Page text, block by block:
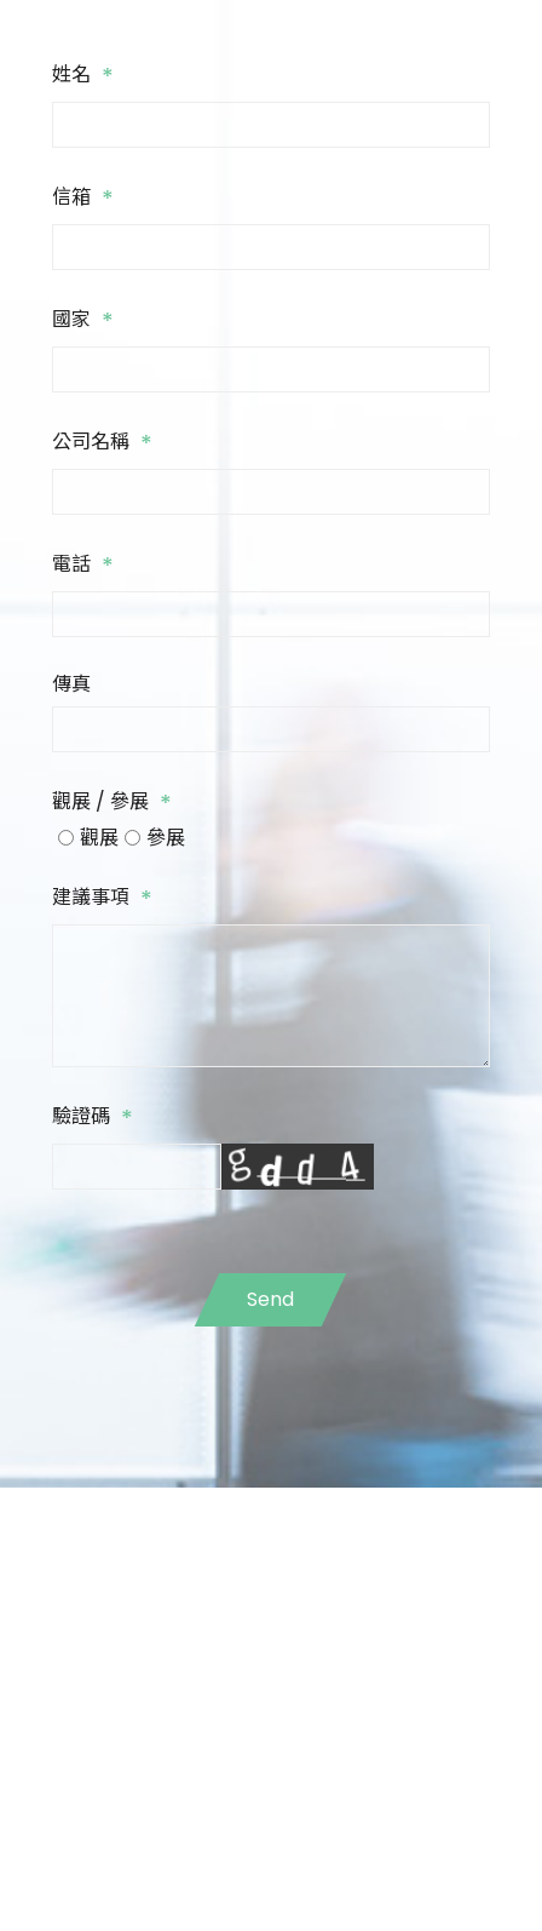
姓名 *
信箱 *
國家 *
公司名稱 *
電話 *
傳真
觀展 / 參展 *
觀展 參展
建議事項 *
驗證碼 *